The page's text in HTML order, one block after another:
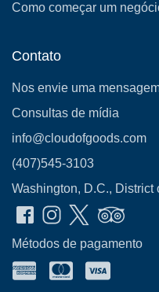
Como começar um
Contato
Nos envie uma
Consultas de mídia
info@cloudofgoods.com
(407)545-3103
Washington, D.C., District
Métodos de pagamento